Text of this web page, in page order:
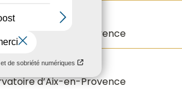
d’Aix-en-Provence
MERLET
d’Aix-en-Provence